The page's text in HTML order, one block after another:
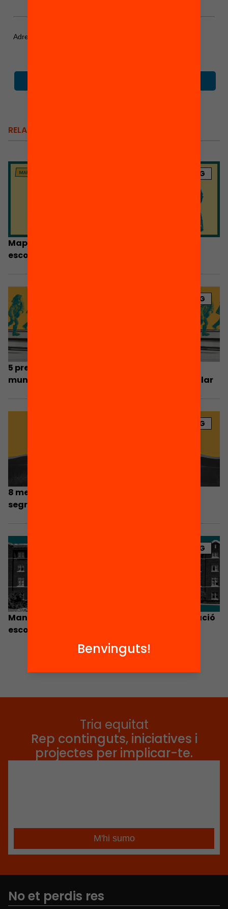
Adreça electrònica
RELACIONATS
BLOG
Mapa interactiu: Quin nivell de segregació
escolar hi ha al teu municipi?
BLOG
5 preguntes clau a l’hora de liderar des dels
municipis la lluita contra la segregació escolar
BLOG
8 mesures concretes per lluitar contra la
segregació escolar
BLOG
Manlleu, 30 anys d’acords contra la segregació
escolar
Tria equitat
Rep continguts, iniciatives i
projectes per implicar-te.
No et perdis res
Benvinguts!